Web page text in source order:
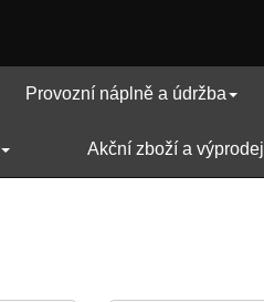
Provozní náplně a údržba
Akční zboží a výprodej